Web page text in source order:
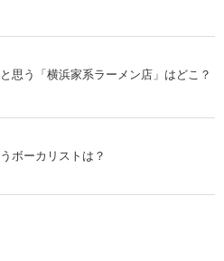
思う「横浜家系ラーメン店」はどこ？
ボーカリストは？